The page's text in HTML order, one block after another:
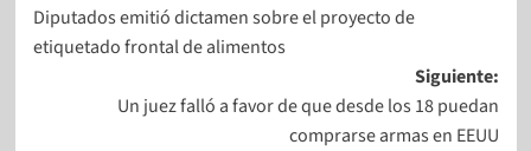
Diputados emitió dictamen sobre el proyecto de
etiquetado frontal de alimentos
Siguiente:
Un juez falló a favor de que desde los 18 puedan
comprarse armas en EEUU